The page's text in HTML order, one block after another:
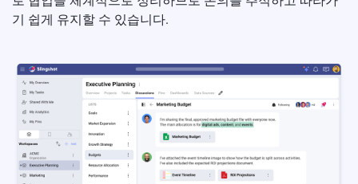
기 쉽게 유지할 수 있습니다.